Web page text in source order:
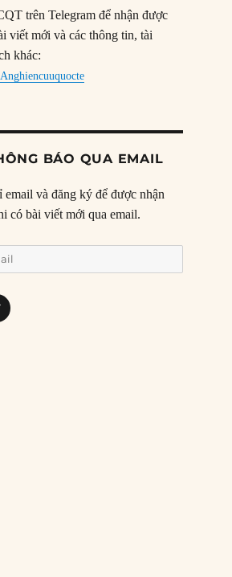
trên Telegram để nhận được
viết mới và các thông tin, tài
khác:
BÁO QUA EMAIL
email và đăng ký để được nhận
có bài viết mới qua email.